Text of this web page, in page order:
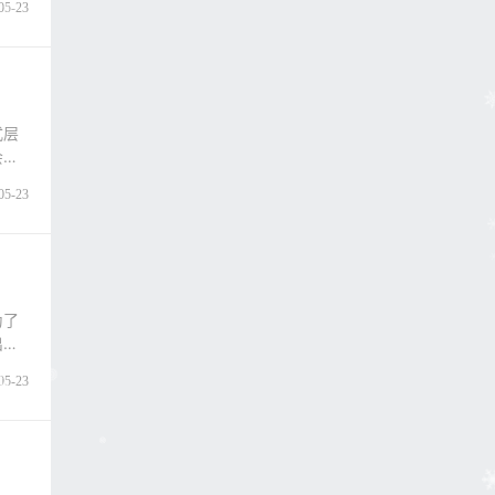
23
23
23